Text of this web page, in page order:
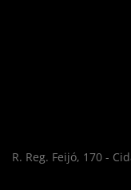
R. Reg. Feijó, 170 -